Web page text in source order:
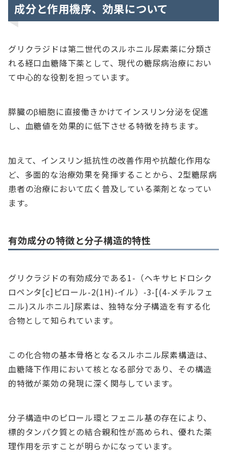
成分と作用機序、効果について
グリクラジドは第二世代のスルホニル尿素薬に分類さ
れる経口血糖降下薬として、現代の糖尿病治療におい
て中心的な役割を担っています。
膵臓のβ細胞に直接働きかけてインスリン分泌を促進
し、血糖値を効果的に低下させる特徴を持ちます。
加えて、インスリン抵抗性の改善作用や抗酸化作用な
ど、多面的な治療効果を発揮することから、2型糖尿病
患者の治療において広く普及している薬剤となってい
ます。
有効成分の特徴と分子構造的特性
グリクラジドの有効成分である1-（ヘキサヒドロシク
ロペンタ[c]ピロール-2(1H)-イル）-3-[(4-メチルフェ
ニル)スルホニル]尿素は、独特な分子構造を有する化
合物として知られています。
この化合物の基本骨格となるスルホニル尿素構造は、
血糖降下作用において核となる部分であり、その構造
的特徴が薬効の発現に深く関与しています。
分子構造中のピロール環とフェニル基の存在により、
標的タンパク質との結合親和性が高められ、優れた薬
理作用を示すことが明らかになっています。